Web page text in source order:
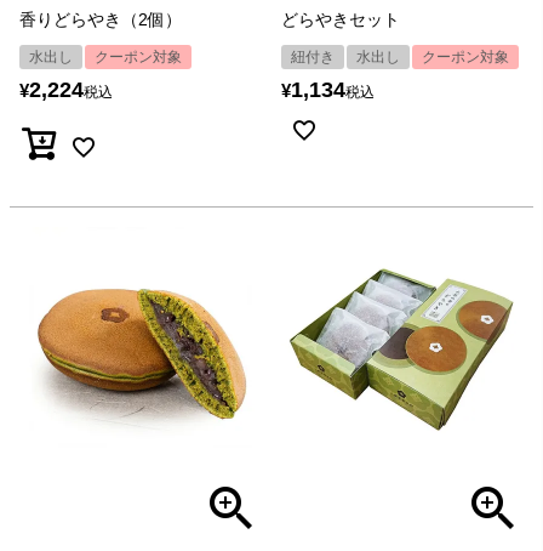
香りどらやき（2個）
水出し クーポン対象
¥2,224税込
どらやきセット
紐付き 水出し クーポン対象
¥1,134税込